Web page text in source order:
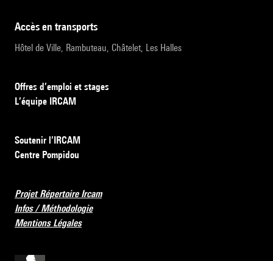
accès en transports
Hôtel de Ville, Rambuteau, Châtelet, Les Halles
Offres d’emploi et stages
L’équipe IRCAM
Soutenir l’IRCAM
Centre Pompidou
Projet Répertoire Ircam
Infos / Méthodologie
Mentions Légales